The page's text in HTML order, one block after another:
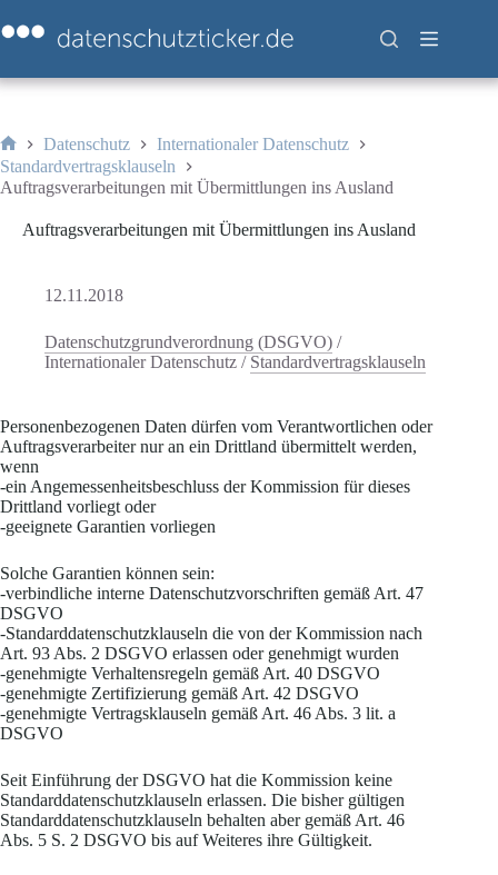
Inhalt
springen
Start
Datenschutz
Internationaler Datenschutz
Standardvertragsklauseln
Auftragsverarbeitungen mit Übermittlungen ins Ausland
Auftragsverarbeitungen mit Übermittlungen ins Ausland
12.11.2018
Datenschutzgrundverordnung (DSGVO) /
Internationaler Datenschutz / Standardvertragsklauseln
Personenbezogenen Daten dürfen vom Verantwortlichen oder
Auftragsverarbeiter nur an ein Drittland übermittelt werden,
wenn
-ein Angemessenheitsbeschluss der Kommission für dieses
Drittland vorliegt oder
-geeignete Garantien vorliegen
Solche Garantien können sein:
-verbindliche interne Datenschutzvorschriften gemäß Art. 47
DSGVO
-Standarddatenschutzklauseln die von der Kommission nach
Art. 93 Abs. 2 DSGVO erlassen oder genehmigt wurden
-genehmigte Verhaltensregeln gemäß Art. 40 DSGVO
-genehmigte Zertifizierung gemäß Art. 42 DSGVO
-genehmigte Vertragsklauseln gemäß Art. 46 Abs. 3 lit. a
DSGVO
Seit Einführung der DSGVO hat die Kommission keine
Standarddatenschutzklauseln erlassen. Die bisher gültigen
Standarddatenschutzklauseln behalten aber gemäß Art. 46
Abs. 5 S. 2 DSGVO bis auf Weiteres ihre Gültigkeit.